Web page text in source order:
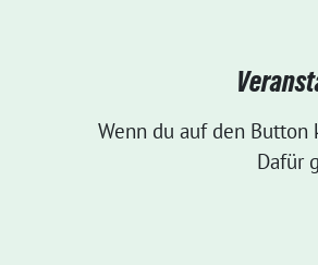
Wenn du auf den
Dafür